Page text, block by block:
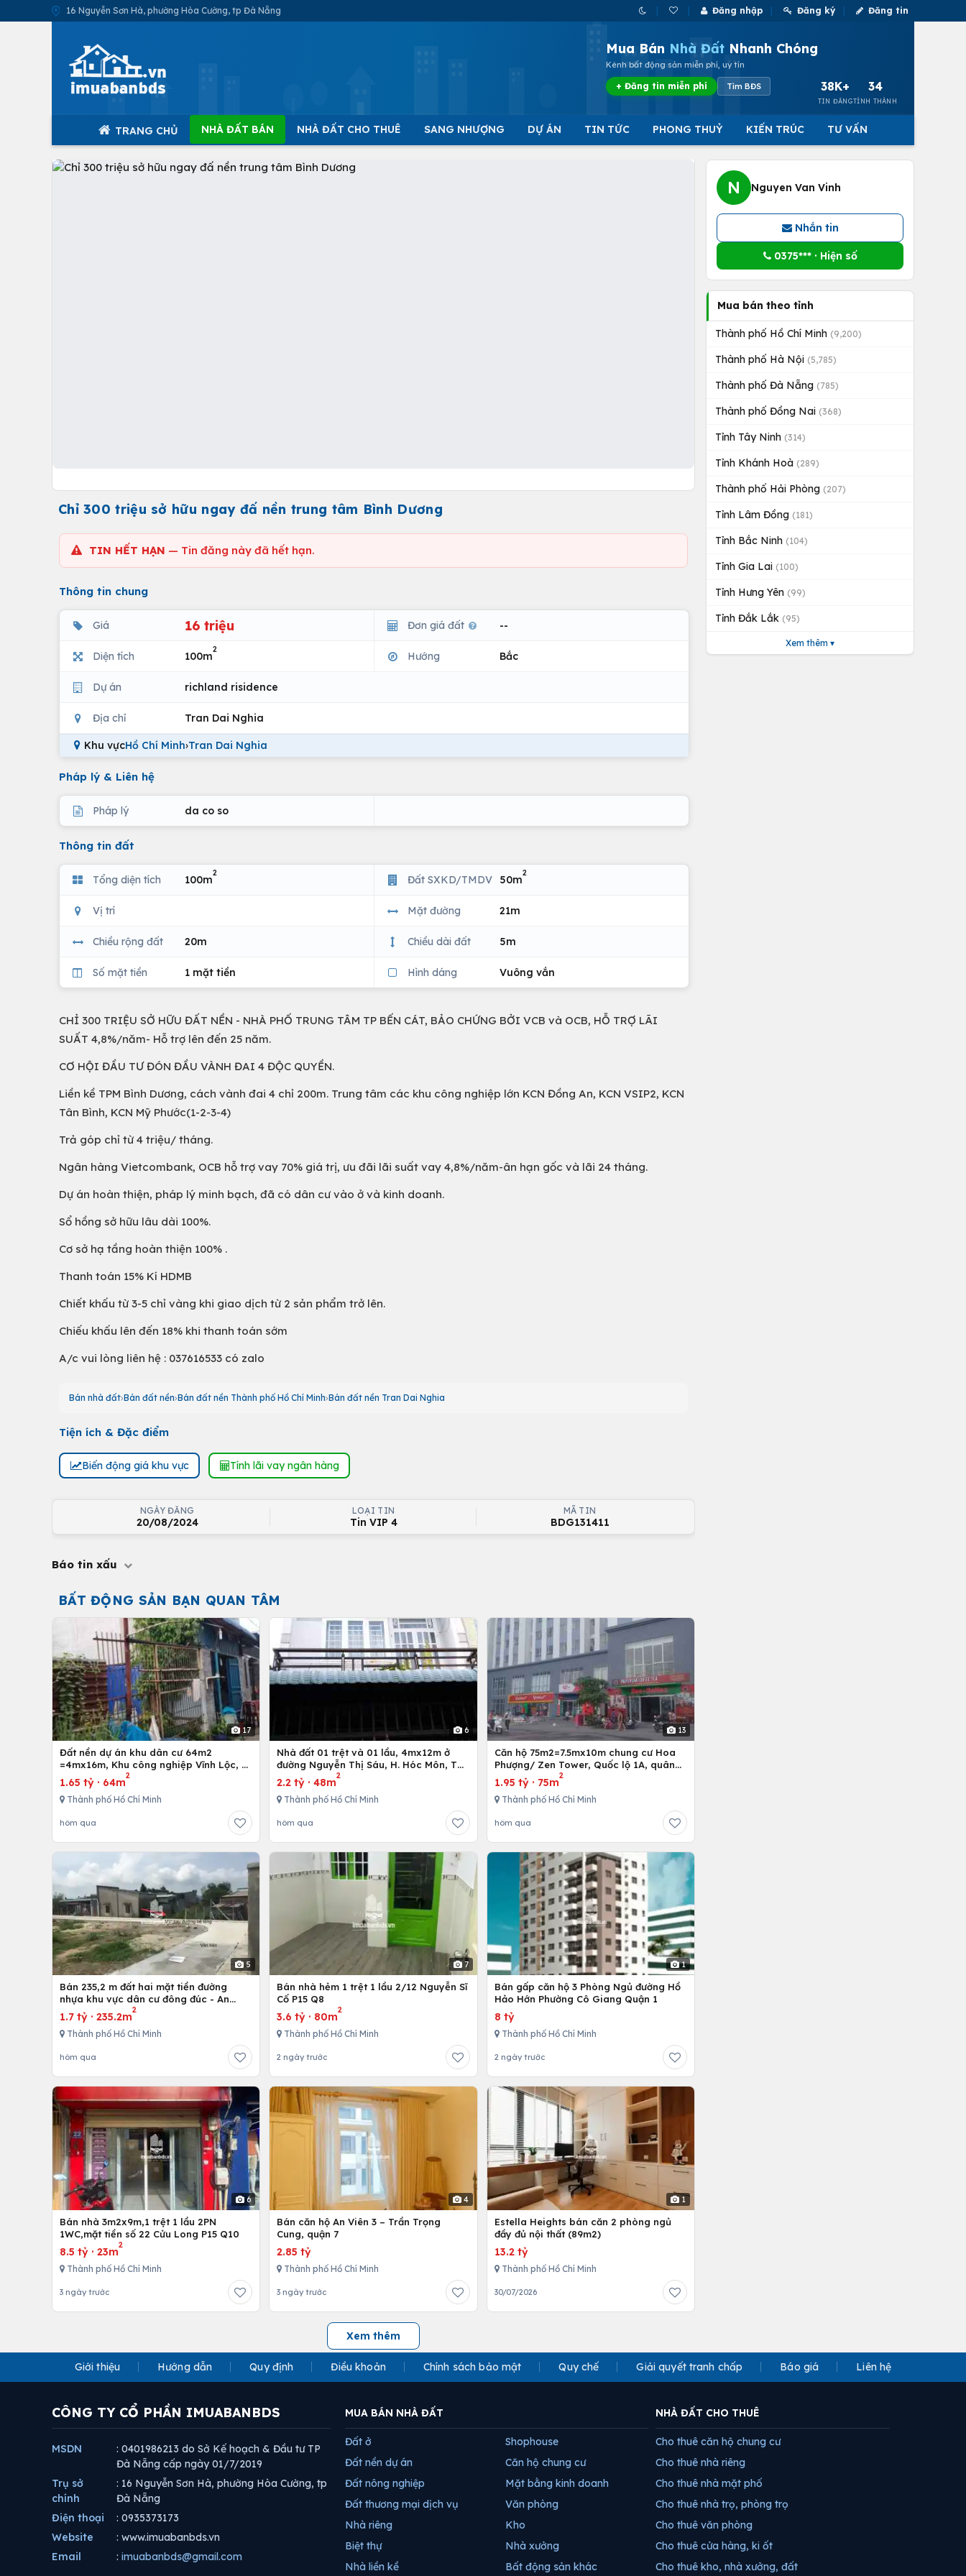
16 Nguyễn Sơn Hà, phường Hòa Cường, tp Đà Nẵng Đăng nhập Đăng ký Đăng tin
Mua Bán Nhà Đất Nhanh Chóng
Kênh bất động sản miễn phí, uy tín
+ Đăng tin miễn phí Tìm BĐS 38K+
TIN ĐĂNG
34
TỈNH THÀNH
TRANG CHỦ NHÀ ĐẤT BÁN NHÀ ĐẤT CHO THUÊ SANG NHƯỢNG DỰ ÁN TIN TỨC PHONG THUỶ KIẾN TRÚC TƯ VẤN
Chỉ 300 triệu sở hữu ngay đấ nền trung tâm Bình Dương
TIN HẾT HẠN — Tin đăng này đã hết hạn.
Thông tin chung
Giá 16 triệu Đơn giá đất --
Diện tích 100m
2
Hướng Bắc
Dự án richland risidence
Địa chỉ Tran Dai Nghia
Khu vựcHồ Chí Minh›Tran Dai Nghia
Pháp lý & Liên hệ
Pháp lý da co so
Thông tin đất
Tổng diện tích 100m
2
Đất SXKD/TMDV 50m
2
Vị trí Mặt đường 21m
Chiều rộng đất 20m Chiều dài đất 5m
Số mặt tiền 1 mặt tiền Hình dáng Vuông vắn
CHỈ 300 TRIỆU SỞ HỮU ĐẤT NỀN - NHÀ PHỐ TRUNG TÂM TP BẾN CÁT, BẢO CHỨNG BỞI VCB và OCB, HỖ TRỢ LÃI
SUẤT 4,8%/năm- Hỗ trợ lên đến 25 năm.
CƠ HỘI ĐẦU TƯ ĐÓN ĐẦU VÀNH ĐAI 4 ĐỘC QUYỀN.
Liền kề TPM Bình Dương, cách vành đai 4 chỉ 200m. Trung tâm các khu công nghiệp lớn KCN Đồng An, KCN VSIP2, KCN
Tân Bình, KCN Mỹ Phước(1-2-3-4)
Trả góp chỉ từ 4 triệu/ tháng.
Ngân hàng Vietcombank, OCB hỗ trợ vay 70% giá trị, ưu đãi lãi suất vay 4,8%/năm-ân hạn gốc và lãi 24 tháng.
Dự án hoàn thiện, pháp lý minh bạch, đã có dân cư vào ở và kinh doanh.
Sổ hồng sở hữu lâu dài 100%.
Cơ sở hạ tầng hoàn thiện 100% .
Thanh toán 15% Kí HDMB
Chiết khấu từ 3-5 chỉ vàng khi giao dịch từ 2 sản phẩm trở lên.
Chiếu khấu lên đến 18% khi thanh toán sớm
A/c vui lòng liên hệ : 037616533 có zalo
Bán nhà đất Bán đất nền Bán đất nền Thành phố Hồ Chí Minh Bán đất nền Tran Dai Nghia
Tiện ích & Đặc điểm
Biến động giá khu vực Tính lãi vay ngân hàng
NGÀY ĐĂNG
20/08/2024
LOẠI TIN
Tin VIP 4
MÃ TIN
BDG131411
Báo tin xấu
BẤT ĐỘNG SẢN BẠN QUAN TÂM
17
Đất nền dự án khu dân cư 64m2
=4mx16m, Khu công nghiệp Vĩnh Lộc, H.
Bình Chánh, Tp. Hồ Chí Minh
1.65 tỷ · 64m
2
Thành phố Hồ Chí Minh
hôm qua
6
Nhà đất 01 trệt và 01 lầu, 4mx12m ở
đường Nguyễn Thị Sáu, H. Hóc Môn, Tp.
Hồ Chí Minh
2.2 tỷ ·48m
2
Thành phố Hồ Chí Minh
hôm qua
13
Căn hộ 75m2=7.5mx10m chung cư Hoa
Phượng/ Zen Tower, Quốc lộ 1A, quân
12,Tp. Hồ Chí Minh, Việt Nam
1.95 tỷ· 75m
2
Thành phố Hồ Chí Minh
hôm qua
5
Bán 235,2 m đất hai mặt tiền đường
nhựa khu vực dân cư đông đúc - An
nhứt-Long Điền - Bà Rịa
1.7 tỷ · 235.2m
2
Thành phố Hồ Chí Minh
hôm qua
7
Bán nhà hẻm 1 trệt 1 lầu 2/12 Nguyễn Sĩ
Cố P15 Q8
3.6 tỷ · 80m
2
Thành phố Hồ Chí Minh
2 ngày trước
1
Bán gấp căn hộ 3 Phòng Ngủ đường Hồ
Hảo Hớn Phường Cô Giang Quận 1
8 tỷ
Thành phố Hồ Chí Minh
2 ngày trước
6
Bán nhà 3m2x9m,1 trệt 1 lầu 2PN
1WC,mặt tiền số 22 Cửu Long P15 Q10
8.5 tỷ · 23m
2
Thành phố Hồ Chí Minh
3 ngày trước
4
Bán căn hộ An Viên 3 – Trần Trọng
Cung, quận 7
2.85 tỷ
Thành phố Hồ Chí Minh
3 ngày trước
1
Estella Heights bán căn 2 phòng ngủ
đầy đủ nội thất (89m2)
13.2 tỷ
Thành phố Hồ Chí Minh
30/07/2026
Xem thêm
N Nguyen Van Vinh
Nhắn tin
0375*** · Hiện số
Mua bán theo tỉnh
Thành phố Hồ Chí Minh (9,200)
Thành phố Hà Nội (5,785)
Thành phố Đà Nẵng (785)
Thành phố Đồng Nai (368)
Tỉnh Tây Ninh (314)
Tỉnh Khánh Hoà (289)
Thành phố Hải Phòng (207)
Tỉnh Lâm Đồng (181)
Tỉnh Bắc Ninh (104)
Tỉnh Gia Lai (100)
Tỉnh Hưng Yên (99)
Tỉnh Đắk Lắk (95)
Xem thêm ▾
Giới thiệu Hướng dẫn Quy định Điều khoản Chính sách bảo mật Quy chế Giải quyết tranh chấp Báo giá Liên hệ
CÔNG TY CỔ PHẦN IMUABANBDS
MSDN
: 0401986213 do Sở Kế hoạch & Đầu tư TP
Đà Nẵng cấp ngày 01/7/2019
Trụ sở
chính
: 16 Nguyễn Sơn Hà, phường Hòa Cường, tp
Đà Nẵng
Điện thoại
: 0935373173
Website
: www.imuabanbds.vn
Email
: imuabanbds@gmail.com
MUA BÁN NHÀ ĐẤT
Đất ở
Đất nền dự án
Đất nông nghiệp
Đất thương mại dịch vụ
Nhà riêng
Biệt thự
Nhà liền kề
Shophouse
Căn hộ chung cư
Mặt bằng kinh doanh
Văn phòng
Kho
Nhà xưởng
Bất động sản khác
NHÀ ĐẤT CHO THUÊ
Cho thuê căn hộ chung cư
Cho thuê nhà riêng
Cho thuê nhà mặt phố
Cho thuê nhà trọ, phòng trọ
Cho thuê văn phòng
Cho thuê cửa hàng, ki ốt
Cho thuê kho, nhà xưởng, đất